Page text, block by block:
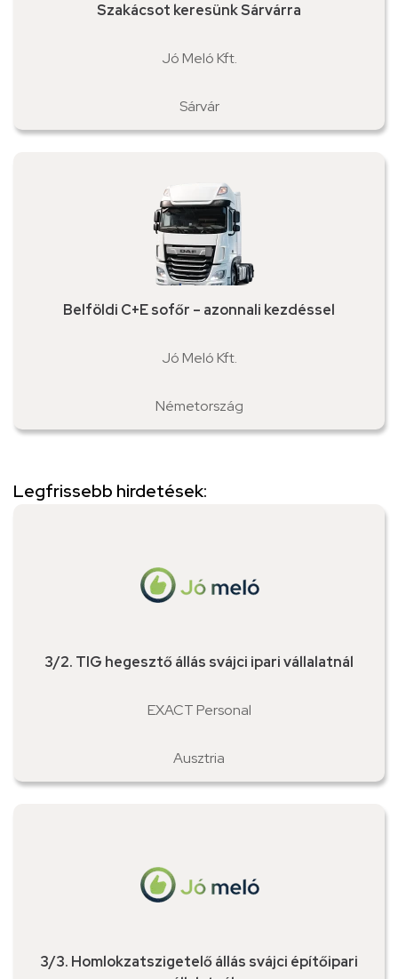
Szakácsot keresünk Sárvárra
Jó Meló Kft.
Sárvár
Belföldi C+E sofőr – azonnali kezdéssel
Jó Meló Kft.
Németország
Legfrissebb hirdetések:
3/2. TIG hegesztő állás svájci ipari vállalatnál
EXACT Personal
Ausztria
3/3. Homlokzatszigetelő állás svájci építőipari